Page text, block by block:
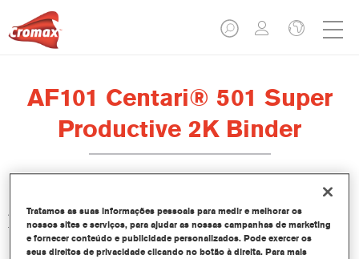
AF101 Centari® 501 Super
Productive 2K Binder
A Resina Super Produtiva 2K AF101 para Centari 501 foi
formulada para utilização em esmaltes Centari 501.
Tratamos as suas informações pessoais para medir e melhorar os
nossos sites e serviços, para ajudar as nossas campanhas de marketing
e fornecer conteúdo e publicidade personalizados. Pode exercer os
seus direitos de privacidade clicando no botão à direita. Para mais